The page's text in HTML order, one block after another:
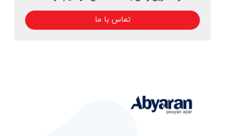
تماس با ما